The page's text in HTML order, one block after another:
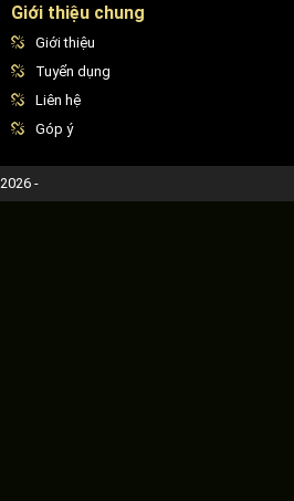
Giới thiệu chung
Giới thiệu
Tuyển dụng
Liên hệ
Góp ý
2026 -